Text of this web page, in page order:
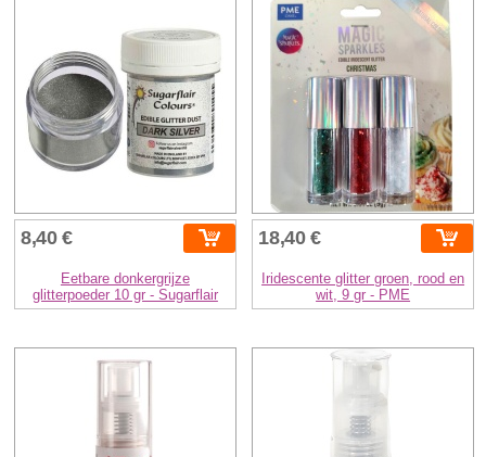
8,40 €
Eetbare donkergrijze
glitterpoeder 10 gr - Sugarflair
18,40 €
Iridescente glitter groen, rood en
wit, 9 gr - PME